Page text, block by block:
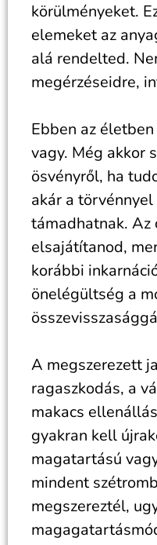
körülményeket.
elemeket az
alá rendelted.
megérzéseidre,
Ebben az
vagy. Még akkor
ösvényről, ha
akár a
támadhatnak.
elsajátítanod,
korábbi
önelégültség a
A megszerezett
ragaszkodás, a
makacs
gyakran kell
magatartású
mindent
megszereztél,